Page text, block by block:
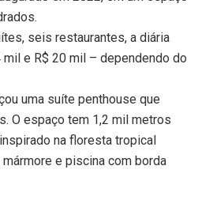
seis restaurantes, a diária
e R$ 20 mil – dependendo do
uma suíte penthouse que
O espaço tem 1,2 mil metros
na floresta tropical
e piscina com borda